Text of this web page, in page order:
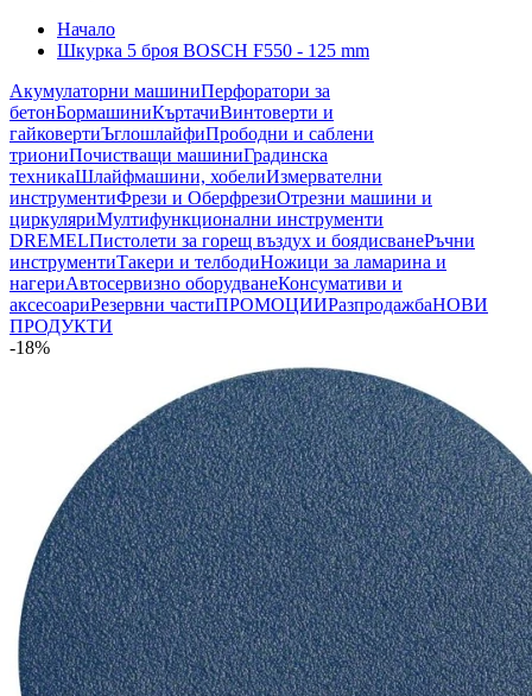
Начало
Шкурка 5 броя BOSCH F550 - 125 mm
Акумулаторни машиниПерфоратори за
бетонБормашиниКъртачиВинтоверти и
гайковертиЪглошлайфиПрободни и саблени
триониПочистващи машиниГрадинска
техникаШлайфмашини, хобелиИзмервателни
инструментиФрези и ОберфрезиОтрезни машини и
циркуляриМултифункционални инструменти
DREMELПистолети за горещ въздух и боядисванеРъчни
инструментиТакери и телбодиНожици за ламарина и
нагериАвтосервизно оборудванеКонсумативи и
аксесоариРезервни частиПРОМОЦИИРазпродажбаНОВИ
ПРОДУКТИ
-18%